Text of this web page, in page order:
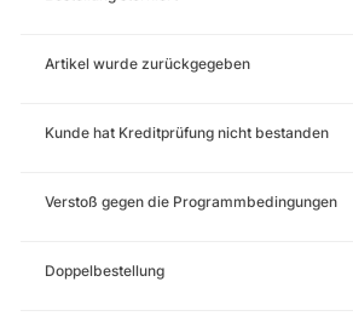
Artikel wurde zurückgegeben
Kunde hat Kreditprüfung nicht bestanden
Verstoß gegen die Programmbedingungen
Doppelbestellung